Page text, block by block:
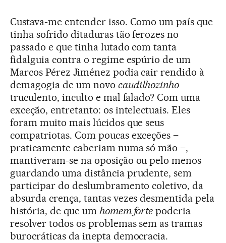
Custava-me entender isso. Como um país que
tinha sofrido ditaduras tão ferozes no
passado e que tinha lutado com tanta
fidalguia contra o regime espúrio de um
Marcos Pérez Jiménez podia cair rendido à
demagogia de um novo caudilhozinho
truculento, inculto e mal falado? Com uma
exceção, entretanto: os intelectuais. Eles
foram muito mais lúcidos que seus
compatriotas. Com poucas exceções –
praticamente caberiam numa só mão –,
mantiveram-se na oposição ou pelo menos
guardando uma distância prudente, sem
participar do deslumbramento coletivo, da
absurda crença, tantas vezes desmentida pela
história, de que um homem forte poderia
resolver todos os problemas sem as tramas
burocráticas da inepta democracia.